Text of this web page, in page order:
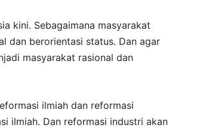
kini. Sebagaimana masyarakat
dan berorientasi status. Dan agar
masyarakat rasional dan
ilmiah dan reformasi
ilmiah. Dan reformasi industri akan